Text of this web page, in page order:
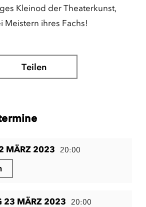
Kleinod der Theaterkunst,
Meistern ihres Fachs!
Teilen
MÄRZ 2023 20:00
23 MÄRZ 2023 20:00